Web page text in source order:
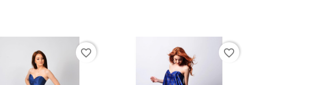
favorite_border favorite_border